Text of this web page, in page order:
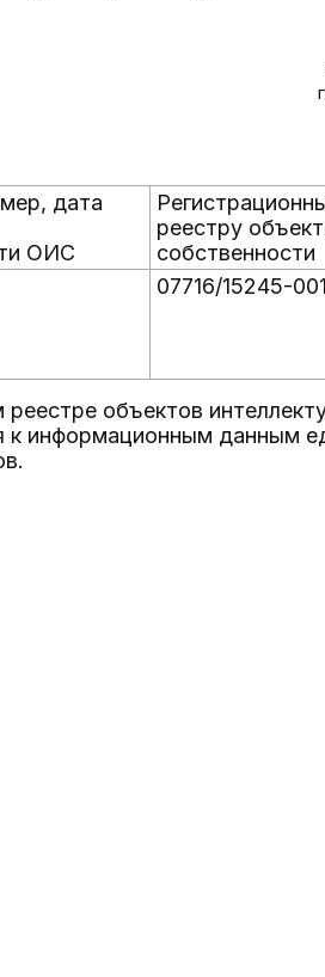
дата
ОИС
реестру
собственности
07716/15245-
объектов
информационным данным